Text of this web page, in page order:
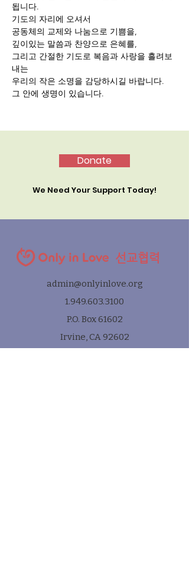
됩니다.
기도의 자리에 오셔서
공동체의 교제와 나눔으로 기쁨을,
깊이있는 말씀과 찬양으로 은혜를,
그리고 간절한 기도로 복음과 사랑을 흘려보
내는
우리의 작은 소명을 감당하시길 바랍니다.
그 안에 생명이 있습니다.
Donate
We Need Your Support Today!
선교협력
admin@onlyinlove.org
1.949.603.3100
P.O. Box 61602
Irvine, CA 92602